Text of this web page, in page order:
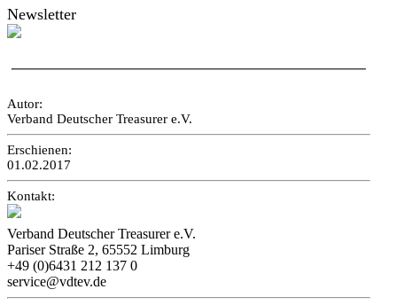
Newsletter
Autor:
Verband Deutscher Treasurer e.V.
Erschienen:
01.02.2017
Kontakt:
Verband Deutscher Treasurer e.V.
Pariser Straße 2, 65552 Limburg
+49 (0)6431 212 137 0
service@vdtev.de